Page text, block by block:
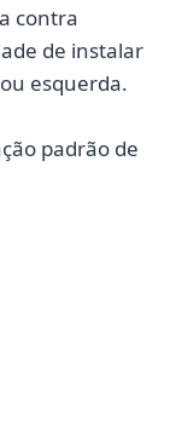
contra
de instalar
esquerda.
padrão de